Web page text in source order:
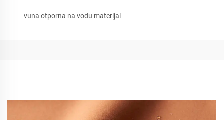
vuna otporna na vodu materijal